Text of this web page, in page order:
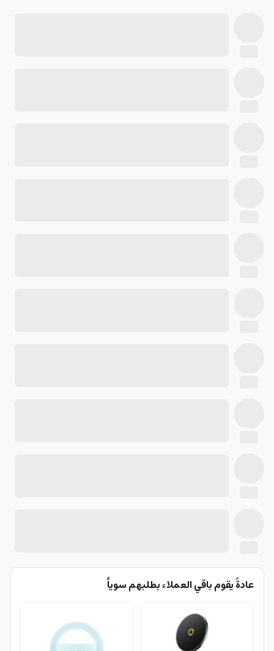
عادةً يقوم باقي العملاء بطلبهم سوياًً